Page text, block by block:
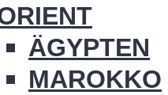
ÄGYPTEN
MAROKKO